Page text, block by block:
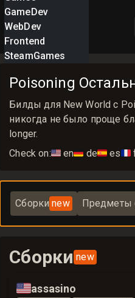
GameDev
WebDev
Frontend
SteamGames
Poisoning
Билды для New World с
никогда не было проще
longer.
Check on:🇺🇸 en🇩🇪 de🇪🇸 es🇫🇷
Сборки new Предметы
Сборки new
🇺🇸assasino